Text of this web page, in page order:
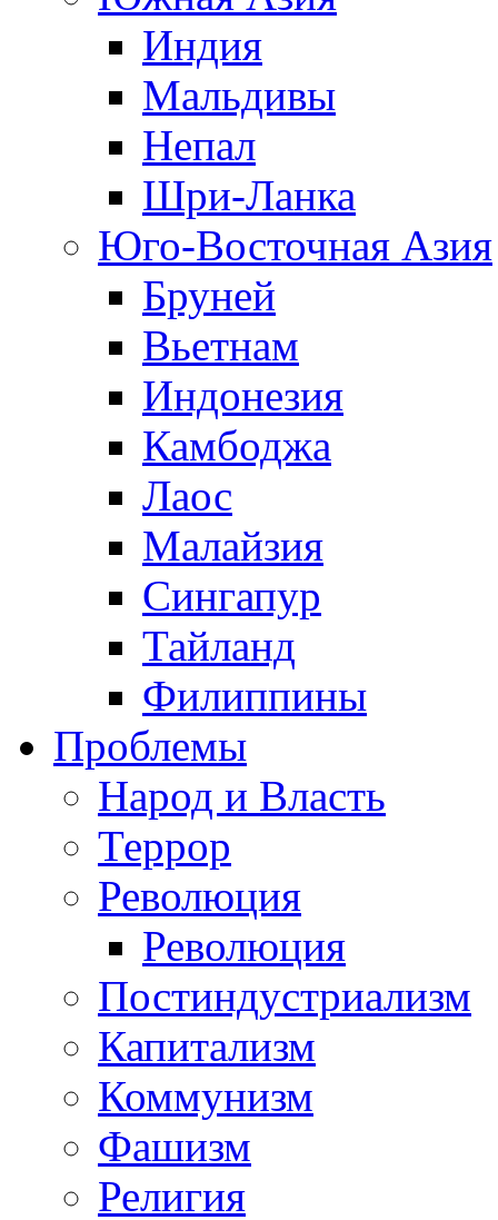
Индия
Мальдивы
Непал
Шри-Ланка
Юго-Восточная Азия
Бруней
Вьетнам
Индонезия
Камбоджа
Лаос
Малайзия
Сингапур
Тайланд
Филиппины
Проблемы
Народ и Власть
Террор
Революция
Революция
Постиндустриализм
Капитализм
Коммунизм
Фашизм
Религия